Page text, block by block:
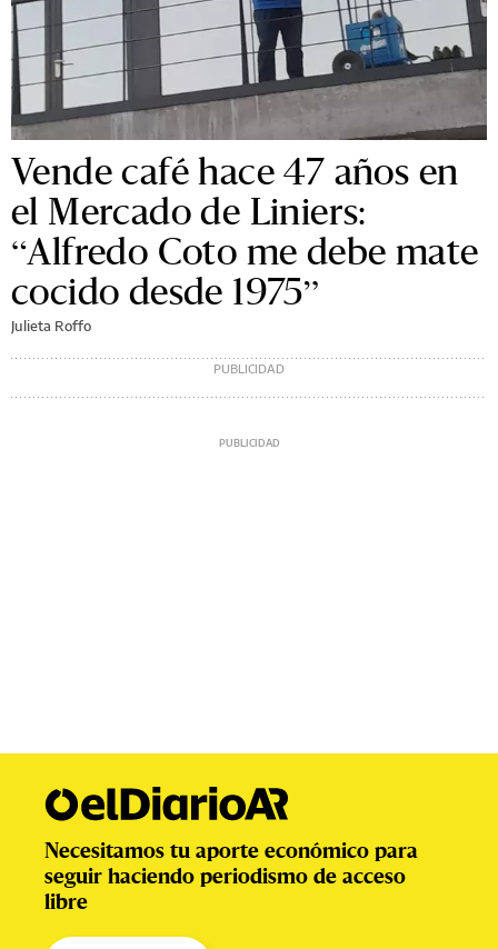
Vende café hace 47 años en
el Mercado de Liniers:
“Alfredo Coto me debe mate
cocido desde 1975”
Julieta Roffo
Necesitamos tu aporte económico para
seguir haciendo periodismo de acceso
libre